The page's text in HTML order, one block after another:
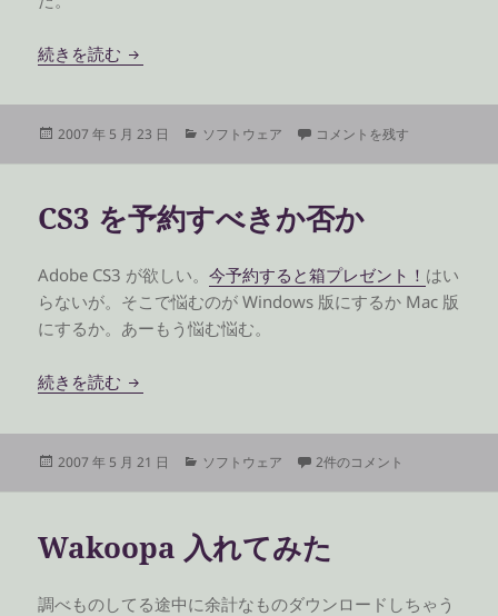
続きを読む Synergy を逆にした
投
2007 年 5 月 23 日
カ
ー
ソフトウェア Synergy を逆にした に
コメントを残す
CS3 を予約すべきか否か
Adobe CS3 が欲しい。今予約すると箱プレゼント！ はい
らないが。そこで悩むのが Windows 版にするか Mac 版
にするか。あーもう悩む悩む。
続きを読む CS3 を予約すべきか否か
投
2007 年 5 月 21 日
カ
ー
ソフトウェア CS3 を予約すべきか否か への
2件のコメント
Wakoopa 入れてみた
調べものしてる途中に余計なものダウンロードしちゃう